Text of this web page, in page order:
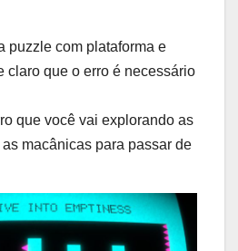
puzzle com plataforma e
claro que o erro é necessário
que você vai explorando as
macânicas para passar de